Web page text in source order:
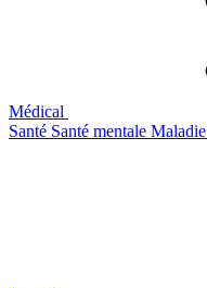
Médical
Santé Santé mentale Maladie